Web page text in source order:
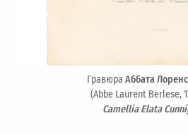
ГравюраАббата
(Abbe Laurent Berlese,
Camellia Elata